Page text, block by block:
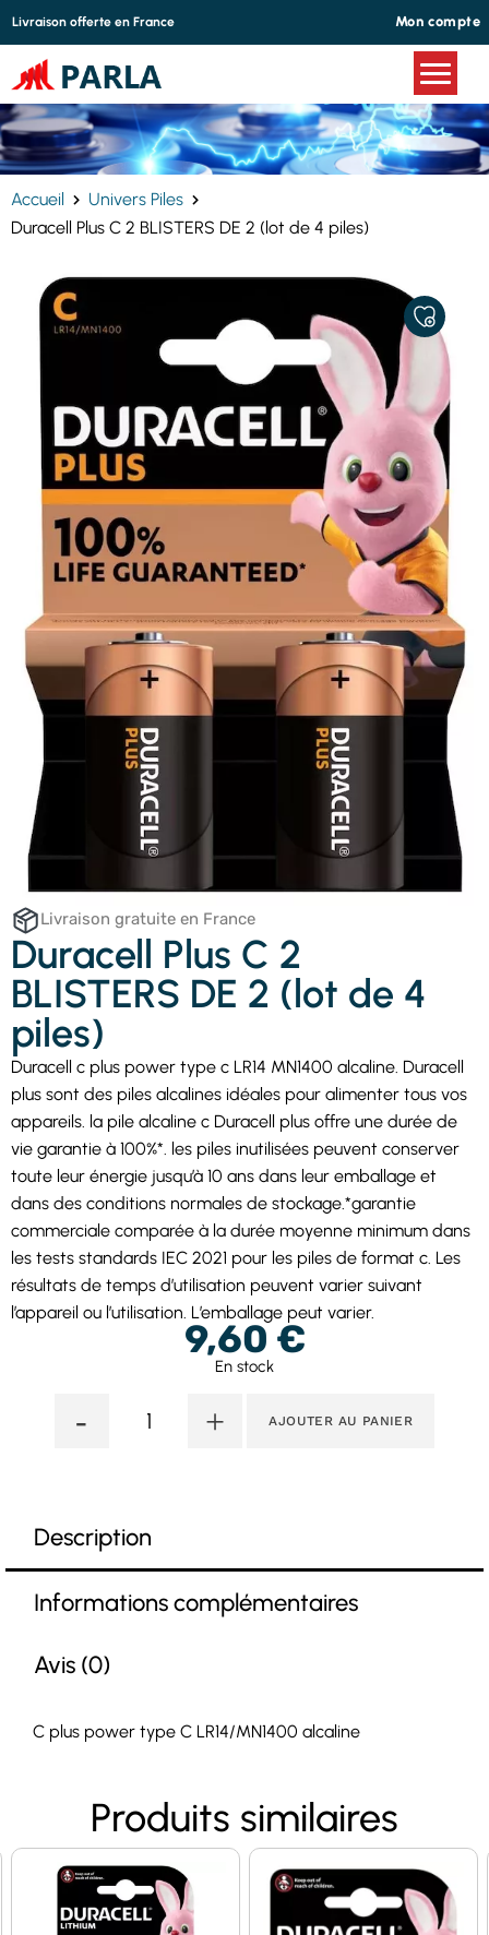
Livraison offerte en France Mon compte
Accueil
Univers Piles
Duracell Plus C 2 BLISTERS DE 2 (lot de 4 piles)
AJOUTER
À
MES
FAVORIS
Livraison gratuite en France
Duracell Plus C 2
BLISTERS DE 2 (lot de 4
piles)
Duracell c plus power type c LR14 MN1400 alcaline. Duracell
plus sont des piles alcalines idéales pour alimenter tous vos
appareils. la pile alcaline c Duracell plus offre une durée de
vie garantie à 100%*. les piles inutilisées peuvent conserver
toute leur énergie jusqu’à 10 ans dans leur emballage et
dans des conditions normales de stockage.*garantie
commerciale comparée à la durée moyenne minimum dans
les tests standards IEC 2021 pour les piles de format c. Les
résultats de temps d’utilisation peuvent varier suivant
l’appareil ou l’utilisation. L’emballage peut varier.
9,60 €
En stock
- + AJOUTER AU PANIER
Description
Informations complémentaires
Avis (0)
C plus power type C LR14/MN1400 alcaline
Produits similaires
Panneau de gestion des cookies